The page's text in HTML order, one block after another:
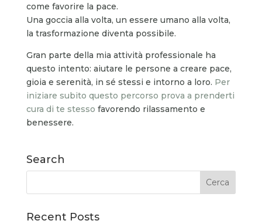
come favorire la pace.
Una goccia alla volta, un essere umano alla volta,
la trasformazione diventa possibile.
Gran parte della mia attività professionale ha
questo intento: aiutare le persone a creare pace,
gioia e serenità, in sé stessi e intorno a loro. Per
iniziare subito questo percorso prova a prenderti
cura di te stesso favorendo rilassamento e
benessere.
Search
Recent Posts